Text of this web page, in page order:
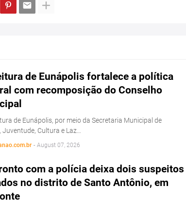
de Eunápolis fortalece a política
com recomposição do Conselho
de Eunápolis, por meio da Secretaria Municipal de
Juventude, Cultura e Laz…
- August 07, 2026
com a polícia deixa dois suspeitos
no distrito de Santo Antônio, em